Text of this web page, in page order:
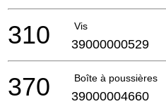
Vis
310 39000000529
Boîte à poussières
370 39000004660